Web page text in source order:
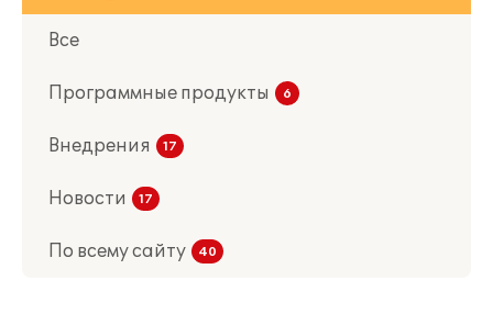
Все
Программные продукты
Внедрения
Новости
По всему сайту